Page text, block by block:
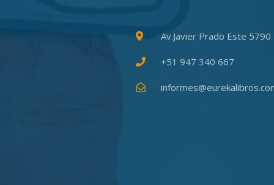
Av.Javier Prado Este
+51 947 340 667